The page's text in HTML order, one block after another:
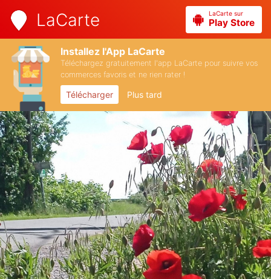
LaCarte LaCarte sur
Play Store
Installez l'App LaCarte
Téléchargez gratuitement l'app LaCarte pour suivre vos
commerces favoris et ne rien rater !
Télécharger Plus tard